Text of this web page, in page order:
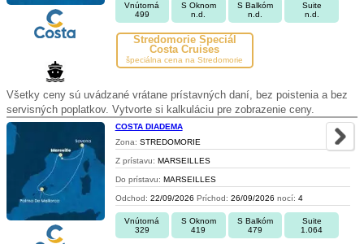
Vnútorná
499
S Oknom
n.d.
S Balkóm
n.d.
Suite
n.d.
Stredomorie Špeciál
Costa Cruises
špeciálna cena na Stredomorie
Všetky ceny sú uvádzané vrátane prístavných daní, bez poistenia a bez
servisných poplatkov. Vytvorte si kalkuláciu pre zobrazenie ceny.
COSTA DIADEMA
Zona: STREDOMORIE
Z prístavu: MARSEILLES
Do prístavu: MARSEILLES
Odchod: 22/09/2026 Príchod: 26/09/2026 nocí: 4
Vnútorná
329
S Oknom
419
S Balkóm
479
Suite
1.064